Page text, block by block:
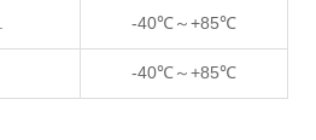
-40℃～+85℃
-40℃～+85℃